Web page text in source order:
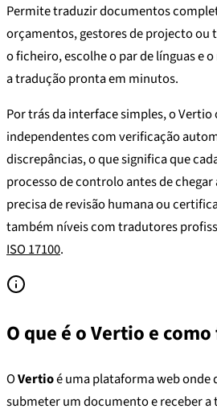
Permite traduzir documentos
orçamentos, gestores de projecto ou
o ficheiro, escolhe o par de línguas e
a tradução pronta em minutos.
Por trás da interface simples, o
independentes com verificação
discrepâncias, o que significa que
processo de controlo antes de
precisa de revisão humana ou
também níveis com tradutores
ISO 17100.
O que é o Vertio e
OVertioé uma plataforma web onde
submeter um documento e receber a